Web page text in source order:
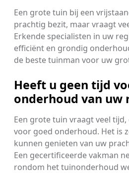
Een grote tuin bij een
prachtig bezit, maar vraagt
Erkende specialisten in uw
efficiënt en grondig
de beste tuinman voor uw
Heeft u geen tijd
onderhoud van uw
Een grote tuin vraagt veel
voor goed onderhoud. Het is
kunnen genieten van uw
Een gecertificeerde vakman
rondom het tuinonderhoud